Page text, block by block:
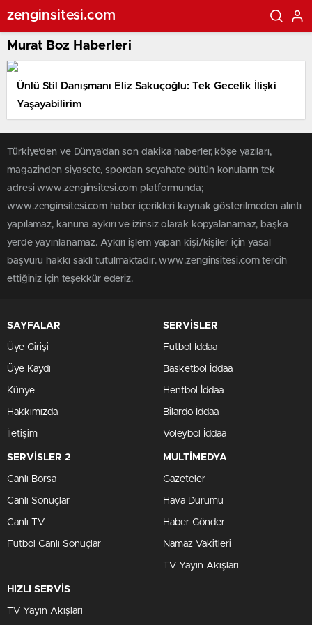
zenginsitesi.com
Murat Boz Haberleri
Ünlü Stil Danışmanı Eliz Sakuçoğlu: Tek Gecelik İlişki
Yaşayabilirim
Türkiye'den ve Dünya’dan son dakika haberler, köşe yazıları,
magazinden siyasete, spordan seyahate bütün konuların tek
adresi www.zenginsitesi.com platformunda;
www.zenginsitesi.com haber içerikleri kaynak gösterilmeden alıntı
yapılamaz, kanuna aykırı ve izinsiz olarak kopyalanamaz, başka
yerde yayınlanamaz. Aykırı işlem yapan kişi/kişiler için yasal
başvuru hakkı saklı tutulmaktadır. www.zenginsitesi.com tercih
ettiğiniz için teşekkür ederiz.
SAYFALAR
Üye Girişi
Üye Kaydı
Künye
Hakkımızda
İletişim
SERVİSLER
Futbol İddaa
Basketbol İddaa
Hentbol İddaa
Bilardo İddaa
Voleybol İddaa
SERVİSLER 2
Canlı Borsa
Canlı Sonuçlar
Canlı TV
Futbol Canlı Sonuçlar
MULTİMEDYA
Gazeteler
Hava Durumu
Haber Gönder
Namaz Vakitleri
TV Yayın Akışları
HIZLI SERVİS
TV Yayın Akışları